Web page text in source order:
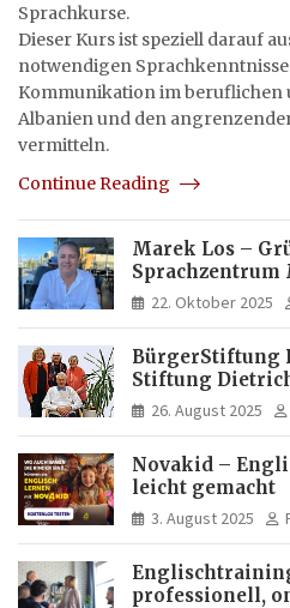
Sprachkurse.
Dieser Kurs ist speziell darauf
notwendigen
Kommunikation im beruflichen
Albanien und den
vermitteln.
Continue Reading
Marek Los –
Sprachzentrum
Italia und
Internationaler
22. Oktober 2025
BürgerStiftung
Stiftung
26. August 2025
Novakid –
leicht gemacht
3. August 2025
professionell,